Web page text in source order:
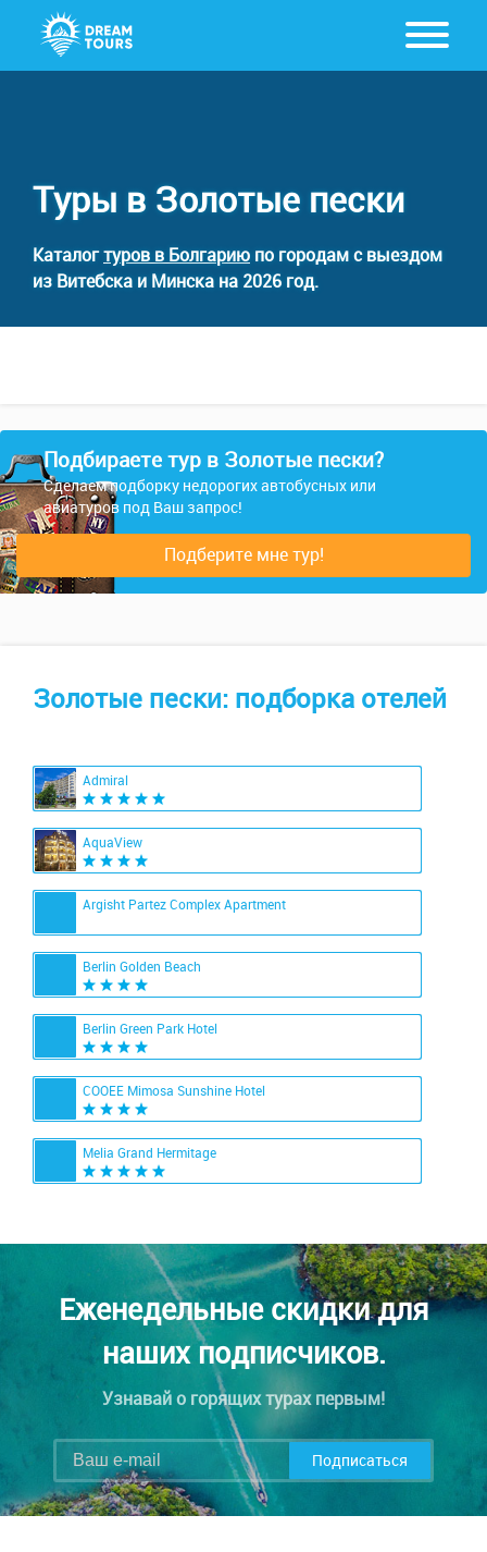
Туры в Золотые пески
Каталогтуров в Болгарию по городам с выездом
из Витебска и Минска на 2026 год.
Подбираете тур в Золотые пески?
Сделаем подборку недорогих автобусных или
авиатуров под Ваш запрос!
Подберите мне тур!
Золотые пески: подборка отелей
Admiral
AquaView
Argisht Partez Complex Apartment
Berlin Golden Beach
Berlin Green Park Hotel
COOEE Mimosa Sunshine Hotel
Melia Grand Hermitage
Еженедельные скидки для
наших подписчиков.
Узнавай о горящих турах первым!
Подписаться